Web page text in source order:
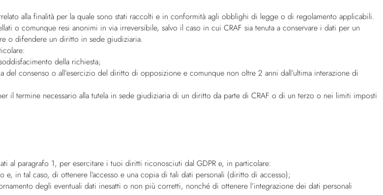
alla finalità per la quale sono stati raccolti e in conformità agli obblighi di legge o di regolamento applicabili.
o comunque resi anonimi in via irreversibile, salvo il caso in cui CRAF sia tenuta a conservare i dati per un
o difendere un diritto in sede giudiziaria.
della richiesta;
consenso o all’esercizio del diritto di opposizione e comunque non oltre 2 anni dall’ultima interazione di
il termine necessario alla tutela in sede giudiziaria di un diritto da parte di CRAF o di un terzo o nei limiti imposti
al paragrafo 1, per esercitare i tuoi diritti riconosciuti dal GDPR e, in particolare:
in tal caso, di ottenere l’accesso e una copia di tali dati personali (diritto di accesso);
degli eventuali dati inesatti o non più corretti, nonché di ottenere l’integrazione dei dati personali